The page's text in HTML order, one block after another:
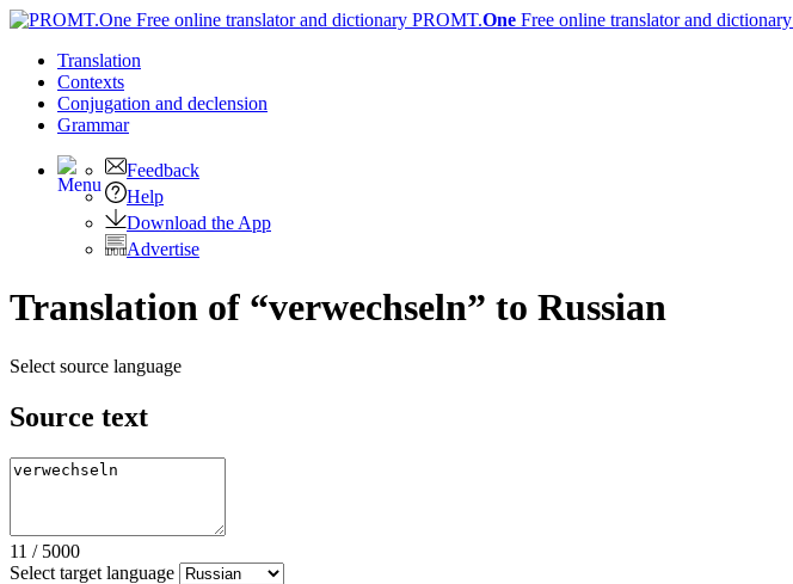
PROMT.One Free online translator and dictionary
Translation
Contexts
Conjugation and declension
Grammar
Feedback
Help
Download the App
Advertise
Translation of “verwechseln” to Russian
Select source language
Source text
11 / 5000
Select target language